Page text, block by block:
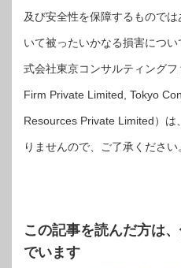
及び安全性を保障するもので
いて被ったいかなる損害につ
式会社東京コンサルティング
Firm Private Limited, Tokyo
Resources Private Limited）は
りませんので、ご了承ください
この記事を読んだ方は
でいます